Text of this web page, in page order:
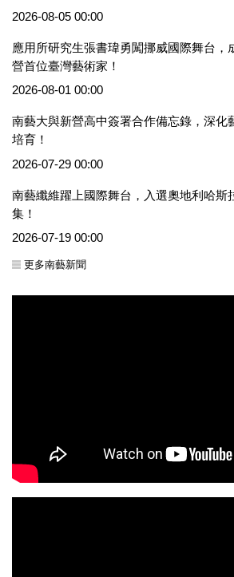
2026-08-05 00:00
應用所研究生張書瑋勇闖挪威國際舞台，
營首位臺灣藝術家！
2026-08-01 00:00
南藝大與新營高中簽署合作備忘錄，深化
培育！
2026-07-29 00:00
南藝纖維躍上國際舞台，入選奧地利哈斯
集！
2026-07-19 00:00
更多南藝新聞